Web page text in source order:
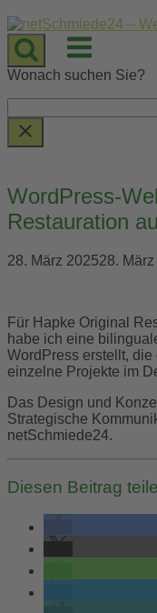
Skip
to
content
Menu
Wonach suchen Sie?
WordPress-
Restauration
28. März 202528.
Für Hapke Original
habe ich eine
WordPress erstellt,
einzelne Projekte im
Das Design und
Strategische
netSchmiede24.
Diesen Beitrag